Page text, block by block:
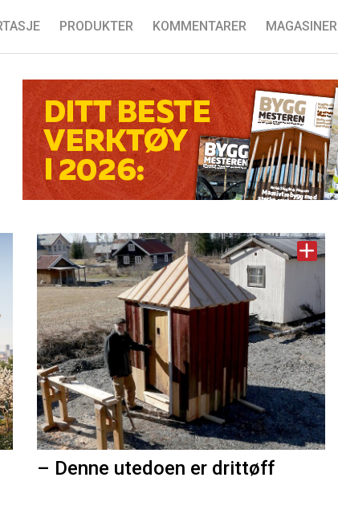
PRODUKTER KOMMENTARER MAGASINER
– Denne utedoen er drittøff